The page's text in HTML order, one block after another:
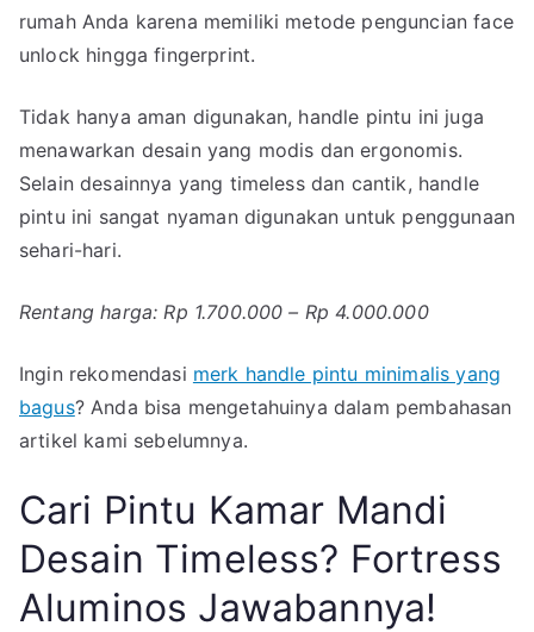
rumah Anda karena memiliki metode penguncian face
unlock hingga fingerprint.
Tidak hanya aman digunakan, handle pintu ini juga
menawarkan desain yang modis dan ergonomis.
Selain desainnya yang timeless dan cantik, handle
pintu ini sangat nyaman digunakan untuk penggunaan
sehari-hari.
Rentang harga: Rp 1.700.000 – Rp 4.000.000
Ingin rekomendasi merk handle pintu minimalis yang
bagus? Anda bisa mengetahuinya dalam pembahasan
artikel kami sebelumnya.
Cari Pintu Kamar Mandi
Desain Timeless? Fortress
Aluminos Jawabannya!